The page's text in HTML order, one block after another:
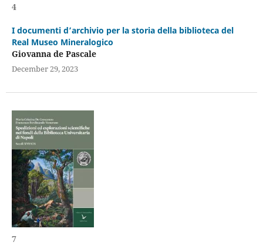
4
I documenti d’archivio per la storia della biblioteca del
Real Museo Mineralogico
Giovanna de Pascale
December 29, 2023
7